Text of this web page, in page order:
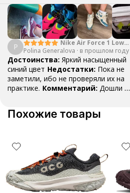
P
Nike Air Force 1 Low
College Pack White
Blue
Polina Generalova · в прошлом году
Достоинства: Яркий насыщенный
синий цвет Недостатки: Пока не
заметили, ибо не проверяли их на
практике. Комментарий: Дошли за
Похожие товары